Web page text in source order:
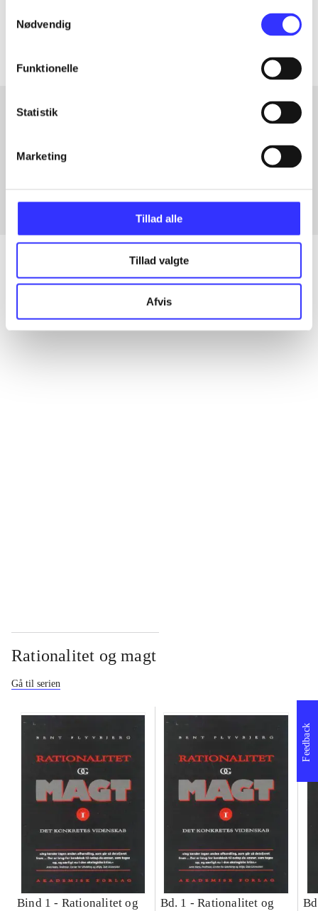
Nødvendig
Funktionelle
Statistik
Marketing
Tillad alle
Tillad valgte
Afvis
Artiklerne i
Fra
Alle registrerede artikler fordelt på udgivelser
Rationalitet og magt
Gå til serien
Bind 1 - Rationalitet og
Bd. 1 -Rationalitet og
Feedback